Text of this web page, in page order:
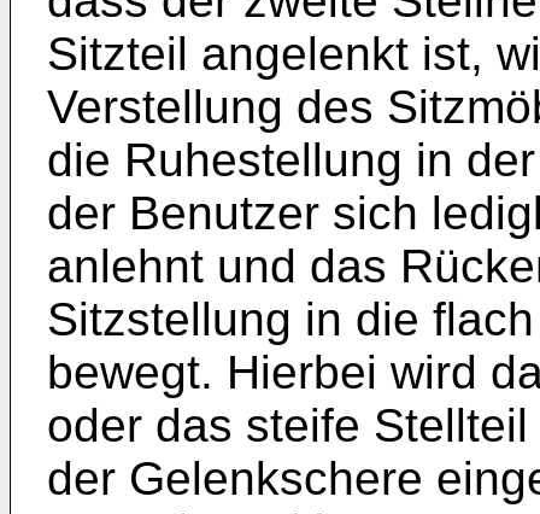
Sitzteil angelenkt ist,
Verstellung des
die Ruhestellung in
der Benutzer sich
anlehnt und das
Sitzstellung in die
bewegt. Hierbei wird
oder das steife
der Gelenkschere